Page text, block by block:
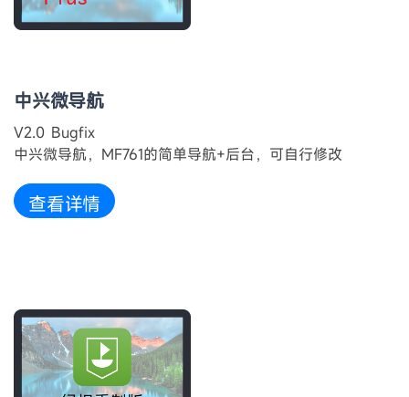
中兴微导航
V2.0 Bugfix
中兴微导航，MF761的简单导航+后台，可自行修改
查看详情